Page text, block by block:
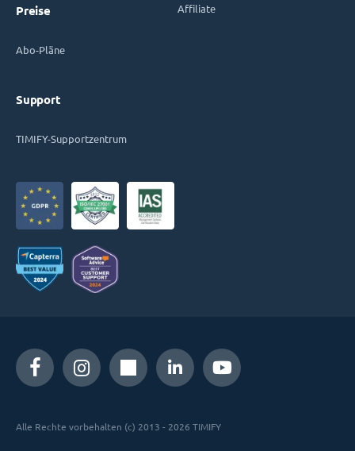
Preise
Abo-Pläne
Support
TIMIFY-Supportzentrum
Affiliate
Alle Rechte vorbehalten (c) 2013 - 2026 TIMIFY